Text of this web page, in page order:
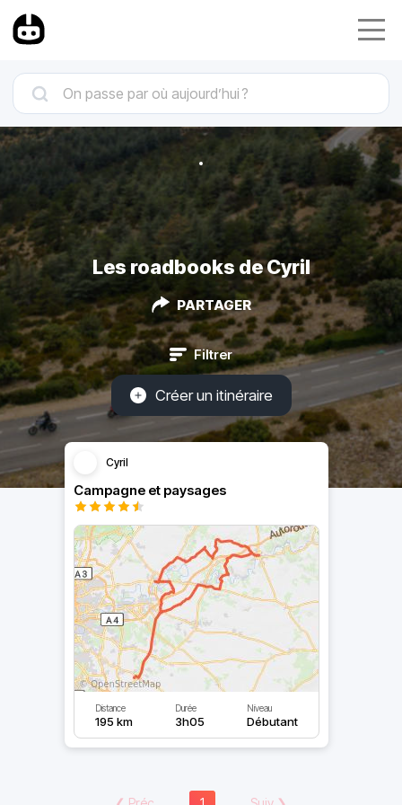
Les roadbooks de Cyril
PARTAGER
Filtrer
Créer un itinéraire
Cyril
Campagne et paysages
Distance
195 km
Durée
3h05
Niveau
Débutant